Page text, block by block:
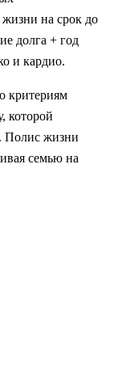
на срок до
долга + год
и кардио.
критериям
которой
Полис жизни
семью на